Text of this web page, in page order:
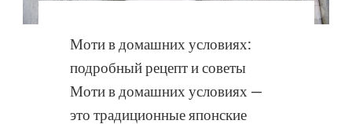
Моти в домашних условиях:
подробный рецепт и советы
Моти в домашних условиях —
это традиционные японские